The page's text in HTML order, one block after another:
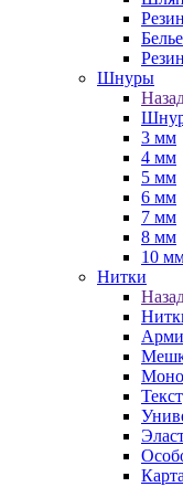
Шнуры
3 мм
4 мм
5 мм
6 мм
7 мм
8 мм
10
Нитки